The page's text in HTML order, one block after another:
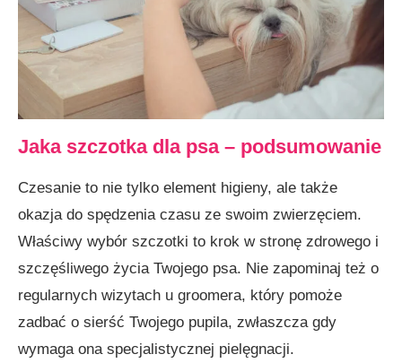
Jaka szczotka dla psa – podsumowanie
Czesanie to nie tylko element higieny, ale także
okazja do spędzenia czasu ze swoim zwierzęciem.
Właściwy wybór szczotki to krok w stronę zdrowego i
szczęśliwego życia Twojego psa. Nie zapominaj też o
regularnych wizytach u groomera, który pomoże
zadbać o sierść Twojego pupila, zwłaszcza gdy
wymaga ona specjalistycznej pielęgnacji.